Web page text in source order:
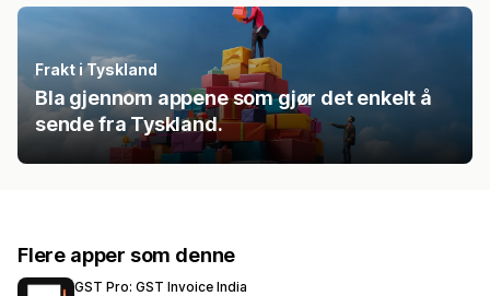
Frakt i Tyskland
Bla gjennom appene som gjør det enkelt å
sende fra Tyskland.
Flere apper som denne
GST Pro: GST Invoice India